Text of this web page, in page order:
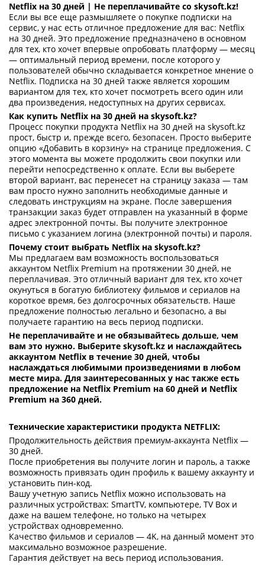
Netflix на 30 дней | Не переплачивайте со skysoft.kz!
Если вы все еще размышляете о покупке подписки на
сервис, у нас есть отличное предложение для вас: Netflix
на 30 дней. Это предложение предназначено в основном
для тех, кто хочет впервые опробовать платформу — месяц
— оптимальный период времени, после которого у
пользователей обычно складывается конкретное мнение о
Netflix. Подписка на 30 дней также является хорошим
вариантом для тех, кто хочет посмотреть всего один или
два произведения, недоступных на других сервисах.
Как купить Netflix на 30 дней на skysoft.kz?
Процесс покупки продукта Netflix на 30 дней на skysoft.kz
прост, быстр и, прежде всего, безопасен. Просто выберите
опцию «Добавить в корзину» на странице предложения. С
этого момента вы можете продолжить свои покупки или
перейти непосредственно к оплате. Если вы выберете
второй вариант, вас перенесет на страницу заказа — там
вам просто нужно заполнить необходимые данные и
следовать инструкциям на экране. После завершения
транзакции заказ будет отправлен на указанный в форме
адрес электронной почты. Вы получите электронное
письмо с указанием логина (электронной почты) и пароля.
Почему стоит выбрать Netflix на skysoft.kz?
Мы предлагаем вам возможность воспользоваться
аккаунтом Netflix Premium на протяжении 30 дней, не
переплачивая. Это отличный вариант для тех, кто хочет
окунуться в богатую библиотеку фильмов и сериалов на
короткое время, без долгосрочных обязательств. Наше
предложение полностью легально и безопасно, а вы
получаете гарантию на весь период подписки.
Не переплачивайте и не обязывайтесь дольше, чем
вам это нужно. Выберите skysoft.kz и наслаждайтесь
аккаунтом Netflix в течение 30 дней, чтобы
наслаждаться любимыми произведениями в любом
месте мира. Для заинтересованных у нас также есть
предложение на Netflix Premium на 60 дней и Netflix
Premium на 360 дней.
Технические характеристики продукта NETFLIX:
Продолжительность действия премиум-аккаунта Netflix —
30 дней.
После приобретения вы получите логин и пароль, а также
возможность привязать один профиль к вашему аккаунту и
установить пин-код.
Вашу учетную запись Netflix можно использовать на
различных устройствах: SmartTV, компьютере, TV Box и
даже на вашем телефоне, но только на четырех
устройствах одновременно.
Качество фильмов и сериалов — 4K, на данный момент это
максимально возможное разрешение.
Гарантия действует на весь период использования.